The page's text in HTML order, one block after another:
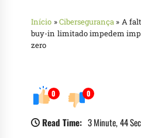
Início »Cibersegurança » A
buy-in limitado impedem
zero
0 0
Read Time: 3 Minute, 44